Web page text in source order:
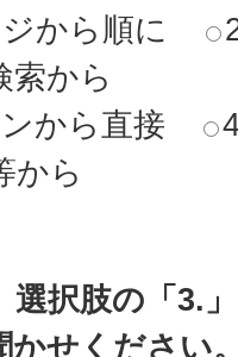
から順に
索から
から直接
から
選択肢の「3.
かせください